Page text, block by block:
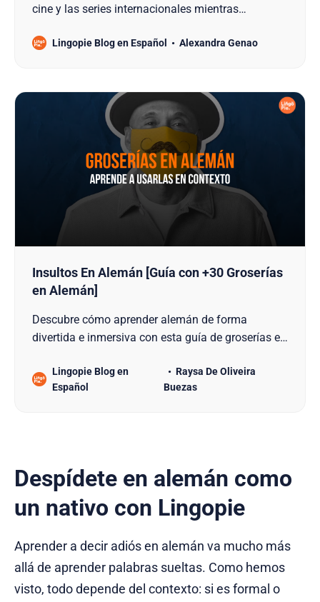
cine y las series internacionales mientras
streaming.
Lingopie Blog en Español Alexandra Genao
Insultos En Alemán [Guía con +30 Groserías
en Alemán]
Descubre cómo aprender alemán de forma
divertida e inmersiva con esta guía de groserías en
comprende mejor series y conecta como un local.
Lingopie Blog en
Español
Raysa De Oliveira
Buezas
Despídete en alemán como
un nativo con Lingopie
Aprender a decir adiós en alemán va mucho más
allá de aprender palabras sueltas. Como hemos
visto, todo depende del contexto: si es formal o